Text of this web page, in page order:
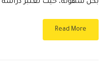
بكل سهولة، حيث تعتبر دراسة
Read More